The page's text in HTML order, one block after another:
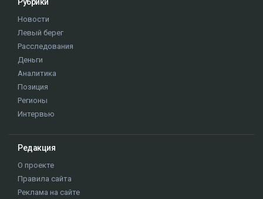
Новости
Левый берег
Расследования
Деньги
Аналитика
Позиция
Регионы
Интервью
Редакция
О проекте
Правила сайта
Реклама на сайте